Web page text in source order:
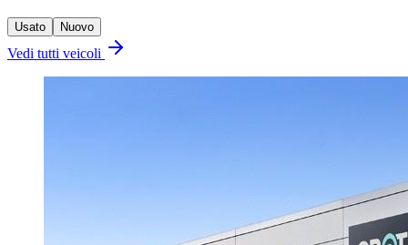
Usato Nuovo
Vedi tutti veicoli